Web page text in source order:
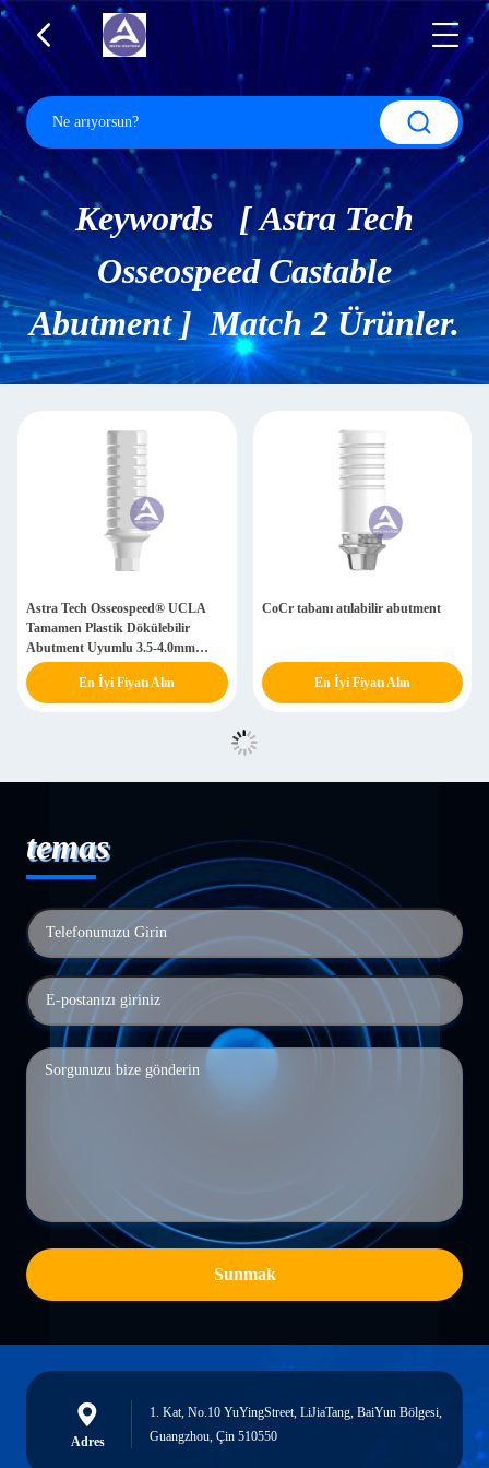
Keywords [ Astra Tech
Osseospeed Castable
Abutment ] Match 2 Ürünler.
Astra Tech Osseospeed® UCLA
Tamamen Plastik Dökülebilir
Abutment Uyumlu 3.5-4.0mm
(Aqua)/ 4.5-5.0mm (Leylak)
En İyi Fiyatı Alın
CoCr tabanı atılabilir abutment
En İyi Fiyatı Alın
temas
Sunmak
Adres
1. Kat, No.10 YuYingStreet, LiJiaTang, BaiYun Bölgesi,
Guangzhou, Çin 510550